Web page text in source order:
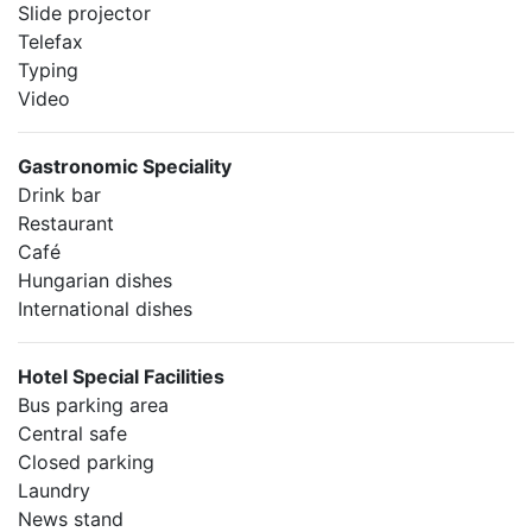
Slide projector
Telefax
Typing
Video
Gastronomic Speciality
Drink bar
Restaurant
Café
Hungarian dishes
International dishes
Hotel Special Facilities
Bus parking area
Central safe
Closed parking
Laundry
News stand